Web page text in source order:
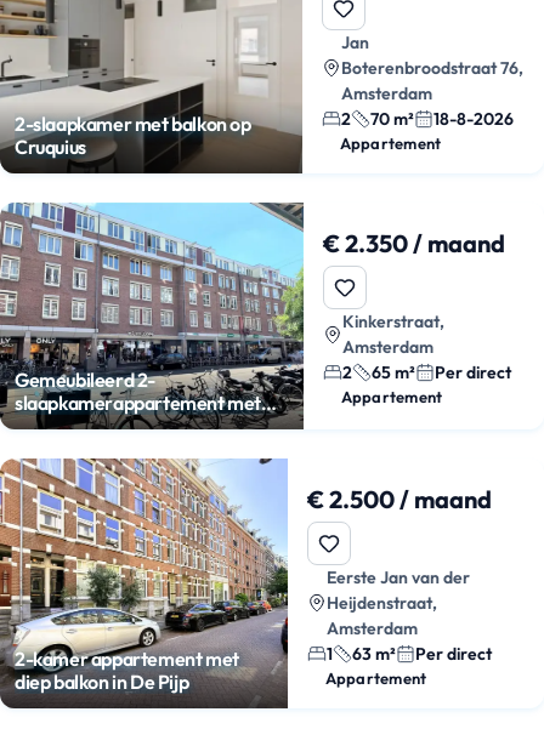
2-slaapkamer met balkon op
Cruquius
Jan
Boterenbroodstraat 76,
Amsterdam
2
70 m² 18-8-2026
Appartement
Gemeubileerd 2-
slaapkamerappartement met
balkon
€ 2.350 / maand
Kinkerstraat,
Amsterdam
2
65 m² Per direct
Appartement
2-kamer appartement met
diep balkon in De Pijp
€ 2.500 / maand
Eerste Jan van der
Heijdenstraat,
Amsterdam
1
63 m² Per direct
Appartement